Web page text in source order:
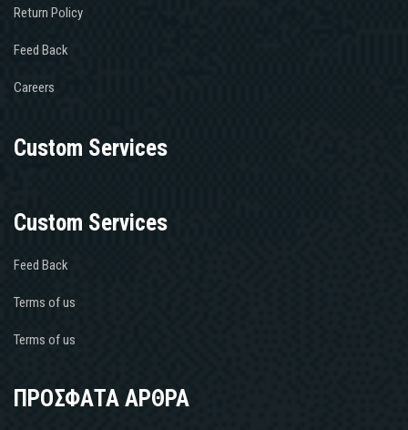
Return Policy
Feed Back
Careers
Custom Services
Custom Services
Feed Back
Terms of us
Terms of us
ΠΡΟΣΦΑΤΑ ΑΡΘΡΑ